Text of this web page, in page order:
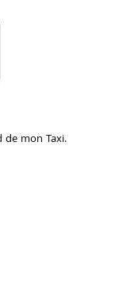
mon Taxi.